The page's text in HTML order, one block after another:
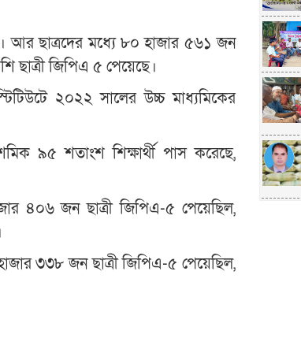
আর ছাত্রদের মধ্যে ৮০ হাজার ৫৬১ জন
ছাত্রী জিপিএ ৫ পেয়েছে।
২০২২ সালের উচ্চ মাধ্যমিকের
৯৫ শতাংশ শিক্ষার্থী পাস করেছে,
৪০৬ জন ছাত্রী জিপিএ-৫ পেয়েছিল,
৩৩৮ জন ছাত্রী জিপিএ-৫ পেয়েছিল,